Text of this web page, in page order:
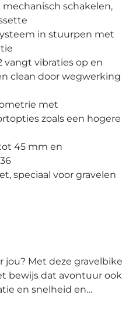
mechanisch schakelen,
in stuurpen met
vangt vibraties op en
clean door wegwerking
met
zoals een hogere
45 mm en
speciaal voor gravelen
bewijs dat avontuur ook
en snelheid en
ontdekking met